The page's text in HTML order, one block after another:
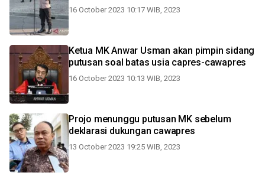
16 October 2023 10:17 WIB, 2023
Ketua MK Anwar Usman akan pimpin sidang
putusan soal batas usia capres-cawapres
16 October 2023 10:13 WIB, 2023
Projo menunggu putusan MK sebelum
deklarasi dukungan cawapres
13 October 2023 19:25 WIB, 2023